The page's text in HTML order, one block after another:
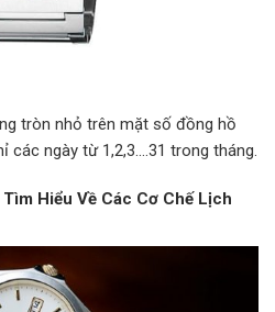
tròn nhỏ trên mặt số đồng hồ
các ngày từ 1,2,3….31 trong tháng.
Hiểu Về Các Cơ Chế Lịch